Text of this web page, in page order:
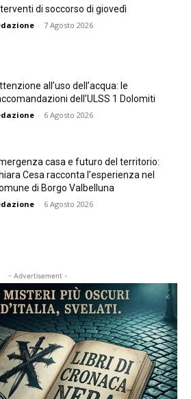
di soccorso di giovedì
- 7 Agosto 2026
all’uso dell’acqua: le
dell’ULSS 1 Dolomiti
- 6 Agosto 2026
casa e futuro del territorio:
Cesa racconta l’esperienza nel
di Borgo Valbelluna
- 6 Agosto 2026
- Advertisement -